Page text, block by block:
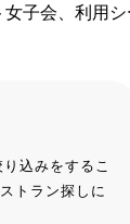
子会、利用シ
込みをするこ
トラン探しに